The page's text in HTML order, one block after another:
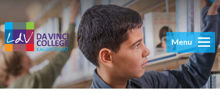
Menu